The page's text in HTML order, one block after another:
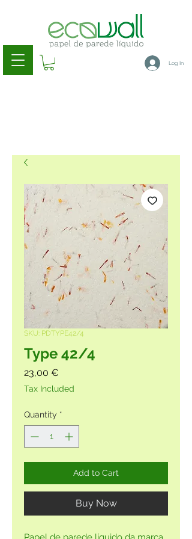
Log In
SKU: PDTYPE42/4
Type 42/4
23,00 €
Tax Included
Quantity *
Add to Cart
Buy Now